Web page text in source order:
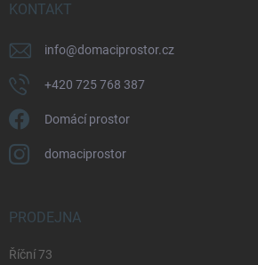
KONTAKT
info@domaciprostor.cz
+420 725 768 387
Domácí prostor
domaciprostor
PRODEJNA
Říční 73